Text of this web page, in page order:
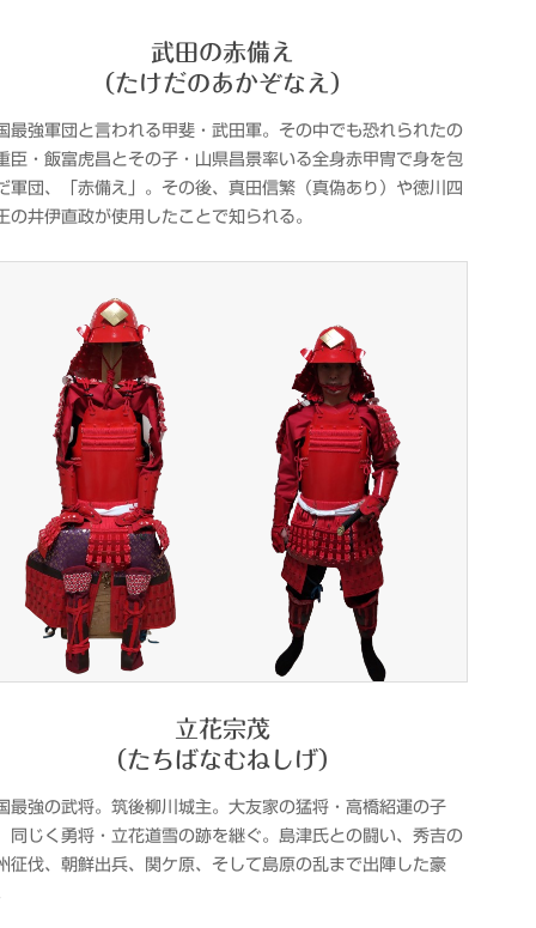
武田の赤備え
（たけだのあかぞなえ）
最強軍団と言われる甲斐・武田軍。その中でも恐れられたの
臣・飯富虎昌とその子・山県昌景率いる全身赤甲冑で身を包
軍団、「赤備え」。その後、真田信繁（真偽あり）や徳川四
の井伊直政が使用したことで知られる。
立花宗茂
（たちばなむねしげ）
最強の武将。筑後柳川城主。大友家の猛将・高橋紹運の子
同じく勇将・立花道雪の跡を継ぐ。島津氏との闘い、秀吉の
征伐、朝鮮出兵、関ケ原、そして島原の乱まで出陣した豪